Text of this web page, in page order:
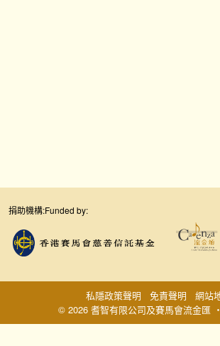
捐助機構:Funded by:
© 2026 耆智有限公司及賽馬會流金匯
私隱政策聲明 免責聲明 網站